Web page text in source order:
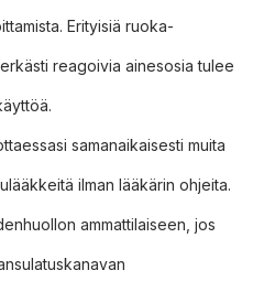
Erityisiä ruoka-
reagoivia ainesosia tulee
samanaikaisesti muita
ilman lääkärin ohjeita.
ammattilaiseen, jos